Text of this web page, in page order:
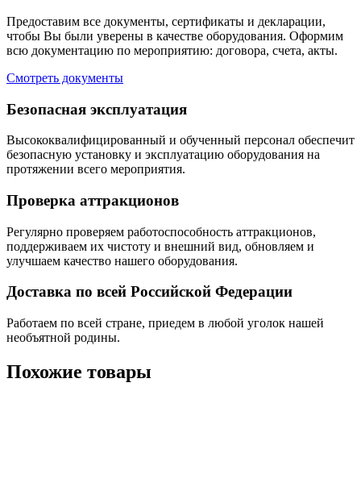
Предоставим все документы, сертификаты и декларации,
чтобы Вы были уверены в качестве оборудования. Оформим
всю документацию по мероприятию: договора, счета, акты.
Смотреть документы
Безопасная эксплуатация
Высококвалифицированный и обученный персонал обеспечит
безопасную установку и эксплуатацию оборудования на
протяжении всего мероприятия.
Проверка аттракционов
Регулярно проверяем работоспособность аттракционов,
поддерживаем их чистоту и внешний вид, обновляем и
улучшаем качество нашего оборудования.
Доставка по всей Российской Федерации
Работаем по всей стране, приедем в любой уголок нашей
необъятной родины.
Похожие товары